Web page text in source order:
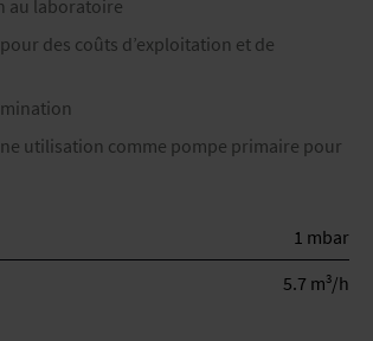
au laboratoire
des coûts d’exploitation et de
utilisation comme pompe primaire pour
1 mbar
5.7 m3/h